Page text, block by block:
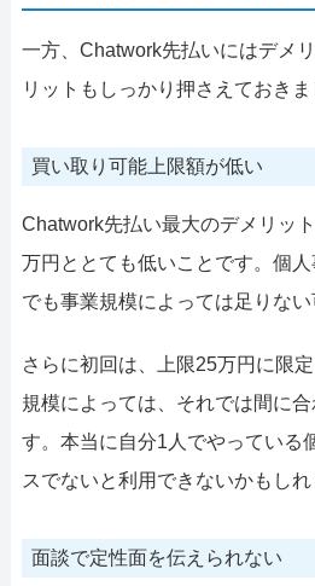
一方、Chatwork先払いにはデメ
リットもしっかり押さえておきま
買い取り可能上限額が低い
Chatwork先払い最大のデメリッ
万円ととても低いことです。個
でも事業規模によっては足りない
さらに初回は、上限25万円に限
規模によっては、それでは間に
す。本当に自分1人でやっている
スでないと利用できないかもしれ
面談で定性面を伝えられない